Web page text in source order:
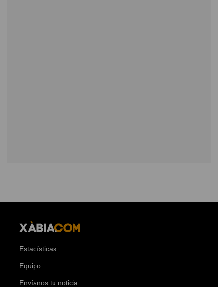
Estadísticas
Equipo
Envíanos tu noticia